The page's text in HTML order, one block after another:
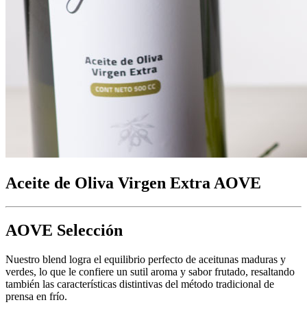
Aceite de Oliva Virgen Extra AOVE
AOVE Selección
Nuestro blend logra el equilibrio perfecto de aceitunas maduras y
verdes, lo que le confiere un sutil aroma y sabor frutado, resaltando
también las características distintivas del método tradicional de
prensa en frío.